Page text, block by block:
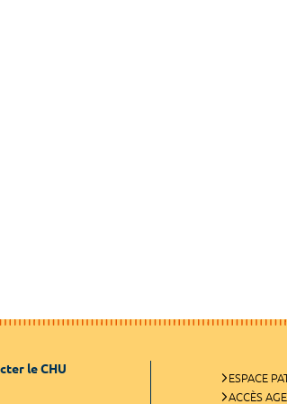
le CHU
ESPACE
ACCÈS